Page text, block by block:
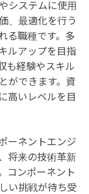
システムに使用
、最適化を行う
る職種です。多
ルアップを目指
も経験やスキル
ができます。資
高いレベルを目
ーネントエンジ
将来の技術革新
コンポーネント
い挑戦が待ち受